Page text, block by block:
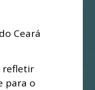
Ceará
refletir
para o